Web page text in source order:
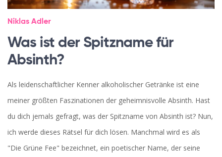
Niklas Adler
Was ist der Spitzname für
Absinth?
Als leidenschaftlicher Kenner alkoholischer Getränke ist eine
meiner größten Faszinationen der geheimnisvolle Absinth. Hast
du dich jemals gefragt, was der Spitzname von Absinth ist? Nun,
ich werde dieses Rätsel für dich lösen. Manchmal wird es als
"Die Grüne Fee" bezeichnet, ein poetischer Name, der seine